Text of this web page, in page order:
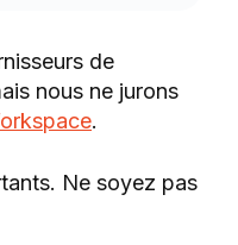
de
nous ne jurons
.
Ne soyez pas